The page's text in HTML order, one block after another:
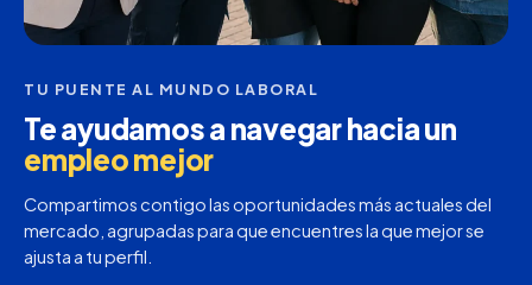
TU PUENTE AL MUNDO LABORAL
Te ayudamos a navegar hacia un
empleo mejor
Compartimos contigo las oportunidades más actuales del
mercado, agrupadas para que encuentres la que mejor se
ajusta a tu perfil.